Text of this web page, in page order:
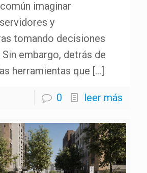
imaginar
y
tomando decisiones
embargo, detrás de
herramientas que […]
0 leer más